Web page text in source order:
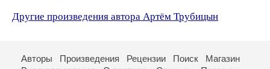
Другие произведения автора Артём Трубицын
Авторы Произведения Рецензии Поиск
Магазин